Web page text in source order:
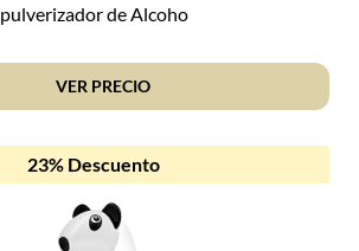
pulverizador de Alcoho
VER PRECIO
23% Descuento